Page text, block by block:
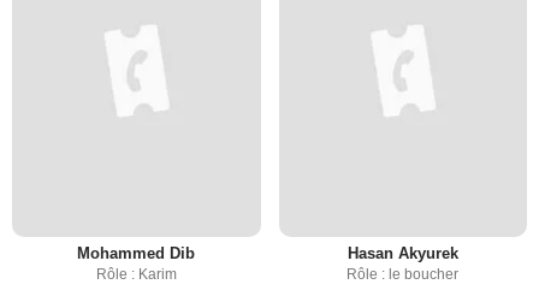
Mohammed Dib
Rôle : Karim
Hasan Akyurek
Rôle : le boucher